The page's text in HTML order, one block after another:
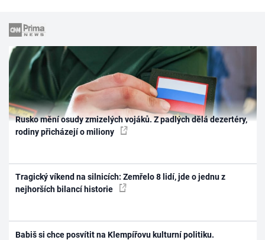
Rusko mění osudy zmizelých vojáků. Z padlých dělá dezertéry,
rodiny přicházejí o miliony
Tragický víkend na silnicích: Zemřelo 8 lidí, jde o jednu z
nejhorších bilancí historie
Babiš si chce posvítit na Klempířovu kulturní politiku.